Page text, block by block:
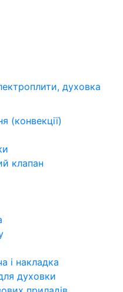
духовка
(конвекції)
клапан
і накладка
духовки